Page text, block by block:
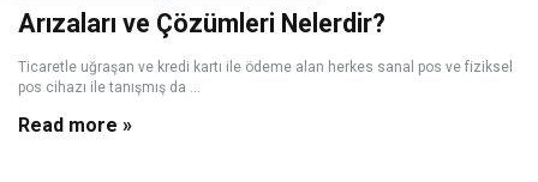
Arızaları ve Çözümleri Nelerdir?
Ticaretle uğraşan ve kredi kartı ile ödeme alan herkes sanal pos ve fiziksel
pos cihazı ile tanışmış da ...
Read more »